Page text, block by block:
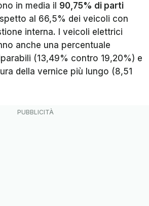
in media il 90,75% di parti
al 66,5% dei veicoli con
interna. I veicoli elettrici
anche una percentuale
(13,49% contro 19,20%) e
della vernice più lungo (8,51